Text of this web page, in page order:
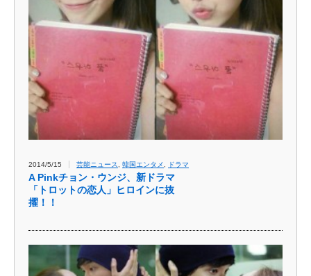
2014/5/15 芸能ニュース 韓国エンタメ ドラマ
A Pinkチョン・ウンジ、新ドラマ
「トロットの恋人」ヒロインに抜
擢！！